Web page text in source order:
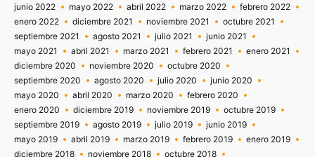
junio 2022
mayo 2022 abril 2022 marzo 2022
febrero 2022
enero 2022
diciembre 2021 noviembre 2021
octubre 2021
septiembre 2021
agosto 2021 julio 2021
junio 2021
mayo 2021
abril 2021 marzo 2021 febrero 2021
enero 2021
diciembre 2020
noviembre 2020
octubre 2020
septiembre 2020
agosto 2020 julio 2020
junio 2020
mayo 2020
abril 2020 marzo 2020
febrero 2020
enero 2020
diciembre 2019 noviembre 2019
octubre 2019
septiembre 2019
agosto 2019 julio 2019
junio 2019
mayo 2019
abril 2019 marzo 2019 febrero 2019
enero 2019
diciembre 2018
noviembre 2018
octubre 2018